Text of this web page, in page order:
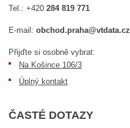
Tel.:+420284 819 771
E-mail:obchod.praha@vtdata.cz
Přijďte si osobně vybrat:
Na Košince 106/3
Úplný kontakt
ČASTÉ DOTAZY